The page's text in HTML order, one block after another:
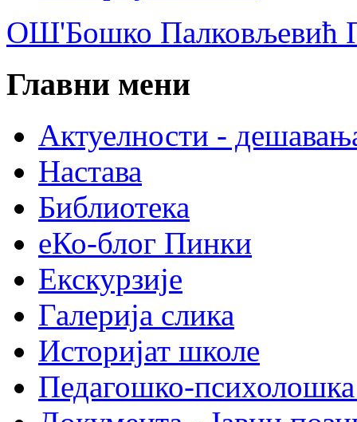
ОШ'Бошко Палковљевић
Главни мени
Актуелности -
Настава
Библиотека
еКо-блог Пинки
Екскурзије
Галерија слика
Историјат школе
Педагошко-психолошка